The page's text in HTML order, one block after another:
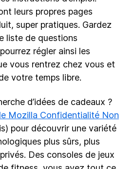
leurs propres pages
super pratiques. Gardez
liste de questions
régler ainsi les
vous rentrez chez vous et
votre temps libre.
d’idées de cadeaux ?
Mozilla Confidentialité Non
pour découvrir une variété
plus sûrs, plus
Des consoles de jeux